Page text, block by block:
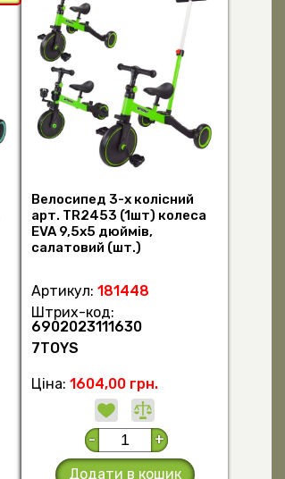
Велосипед 3-х колісний
арт. TR2453 (1шт) колеса
EVA 9,5х5 дюймів,
салатовий (шт.)
Артикул:181448
Штрих-код:
6902023111630
7TOYS
Ціна:1604,00 грн.
- +
Додати в кошик